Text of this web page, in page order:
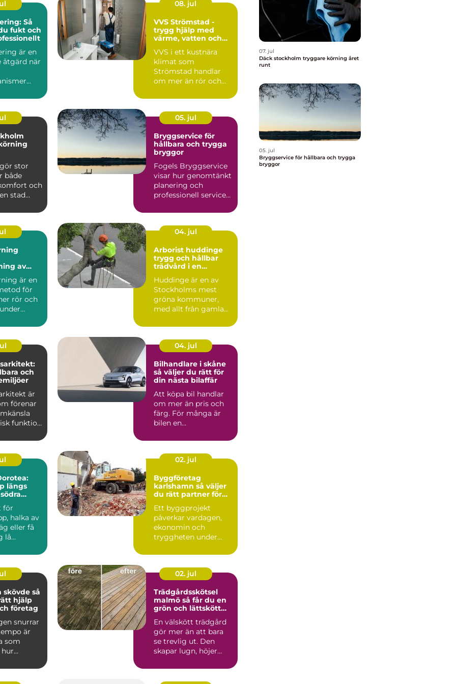
Så
fukt och
är en
åtgärd när
08. jul
VVS Strömstad -
trygg hjälp med
värme, vatten och
VVS i ett kustnära
klimat som
Strömstad handlar
om mer än rör och
stor
både
och
stad
05. jul
Bryggservice för
hållbara och trygga
bryggor
Fogels Bryggservice
visar hur genomtänkt
planering och
professionell service
av
är en
för
rör och
04. jul
Arborist huddinge
trygg och hållbar
trädvård i en
Huddinge är en av
Stockholms mest
gröna kommuner,
med allt från gamla
naturtomter till...
och
är
förenar
funktion
04. jul
Bilhandlare i skåne
så väljer du rätt för
din nästa bilaffär
Att köpa bil handlar
om mer än pris och
färg. För många är
bilen en
ska fungera v...
längs
för
halka av
eller få
lå...
02. jul
Byggföretag
karlshamn så väljer
du rätt partner för
Ett byggprojekt
påverkar vardagen,
ekonomin och
tryggheten under
Därför spelar vale...
så
hjälp
företag
snurrar
är
som
02. jul
Trädgårdsskötsel
malmö så får du en
grön och lättskött
En välskött trädgård
gör mer än att bara
se trevlig ut. Den
skapar lugn, höjer
oc...
07. jul
Däck stockholm tryggare körning året
runt
05. jul
Bryggservice för hållbara och trygga
bryggor